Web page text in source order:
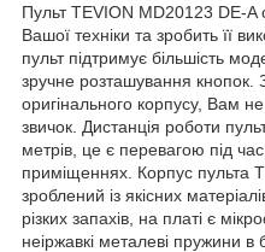
Пульт TEVION MD20123 DE-
Вашої техніки та зробить її
пульт підтримує більшість
зручне розташування
оригінального корпусу, Вам
звичок. Дистанція роботи
метрів, це є перевагою під
приміщеннях. Корпус пульта
зроблений із якісних
різких запахів, на платі є
неіржавкі металеві пружини в